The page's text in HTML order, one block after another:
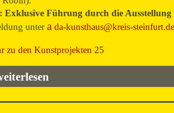
Exklusive Führung durch die
unter
da-kunsthaus@kreis-steinfurt.de
zu den Kunstprojekten 25